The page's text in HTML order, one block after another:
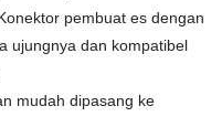
pembuat es dengan
ujungnya dan kompatibel
mudah dipasang ke